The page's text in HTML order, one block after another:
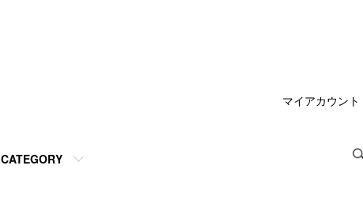
CATEGORY
マイアカウント